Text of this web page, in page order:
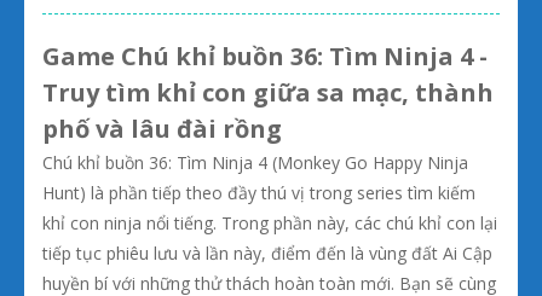
Game Chú khỉ buồn 36: Tìm Ninja 4 -
Truy tìm khỉ con giữa sa mạc, thành
phố và lâu đài rồng
Chú khỉ buồn 36: Tìm Ninja 4 (Monkey Go Happy Ninja
Hunt) là phần tiếp theo đầy thú vị trong series tìm kiếm
khỉ con ninja nổi tiếng. Trong phần này, các chú khỉ con lại
tiếp tục phiêu lưu và lần này, điểm đến là vùng đất Ai Cập
huyền bí với những thử thách hoàn toàn mới. Bạn sẽ cùng